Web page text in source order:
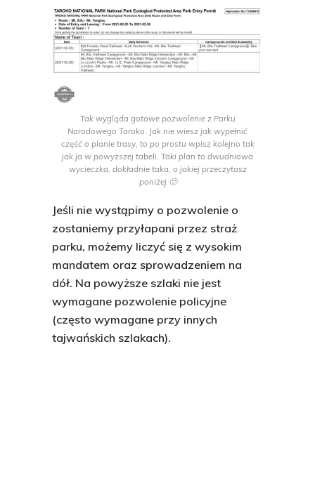
Tak wygląda gotowe pozwolenie z Parku
Narodowego Taroko. Jak nie wiesz jak wypełnić
część o planie trasy, to po prostu wpisz kolejno tak
jak ja w powyższej tabeli. Taki plan to dwudniowa
wycieczka, dokładnie taka, o jakiej przeczytasz
poniżej 🙂
Jeśli nie wystąpimy o pozwolenie o
zostaniemy przyłapani przez straż
parku, możemy liczyć się z wysokim
mandatem oraz sprowadzeniem na
dół. Na powyższe szlaki nie jest
wymagane pozwolenie policyjne
(często wymagane przy innych
tajwańskich szlakach).